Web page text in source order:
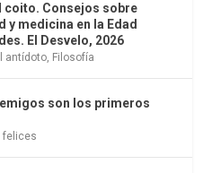
coito. Consejos sobre
y medicina en la Edad
El Desvelo, 2026
antídoto, Filosofía
son los primeros
felices